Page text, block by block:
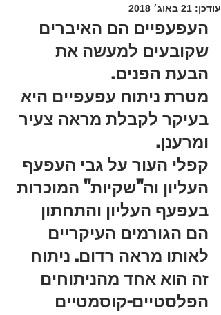
עודכן: 21 באוג׳ 2018
העפעפיים הם האיברים
שקובעים למעשה את
הבעת הפנים.
מטרת ניתוח עפעפיים היא
בעיקר לקבלת מראה צעיר
ומרענן.
קפלי העור על גבי העפעף
העליון וה"שקיות" המוכרות
בעפעף העליון והתחתון
הם הגורמים העיקריים
לאותו מראה רדום. ניתוח
זה הוא אחד מהניתוחים
הפלסטיים-קוסמטיים